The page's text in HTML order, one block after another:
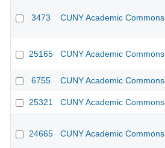
3473 CUNY Academic Commons
25165 CUNY Academic Commons
6755 CUNY Academic Commons
25321 CUNY Academic Commons
24665 CUNY Academic Commons